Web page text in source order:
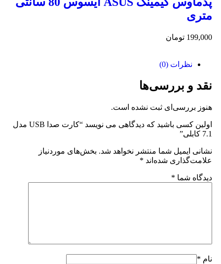
متری
199,000 تومان
نظرات (0)
نقد و بررسی‌ها
هنوز بررسی‌ای ثبت نشده است.
اولین کسی باشید که دیدگاهی می نویسد “کارت صدا USB مدل
7.1 کابلی”
نشانی ایمیل شما منتشر نخواهد شد. بخش‌های موردنیاز
علامت‌گذاری شده‌اند *
دیدگاه شما *
نام *